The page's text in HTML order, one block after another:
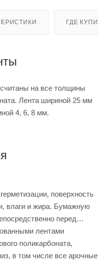
ГДЕ КУПИТЬ
на все толщины
Лента шириной 25 мм
4, 6, 8 мм.
поверхность
влаги и жира. Бумажную
перед
лентами
поликарбоната,
в том числе все арочные